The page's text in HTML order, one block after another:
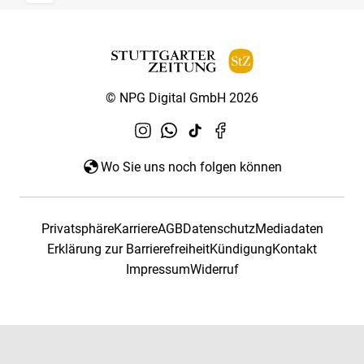
© NPG Digital GmbH 2026
Wo Sie uns noch folgen können
PrivatsphäreKarriereAGBDatenschutzMediadaten
Erklärung zur BarrierefreiheitKündigungKontakt
ImpressumWiderruf